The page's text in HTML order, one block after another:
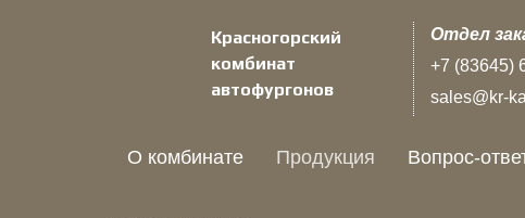
Красногорский
комбинат
автофургонов
Отдел
+7 (83645)
sales@kr-
О комбинате Продукция Вопрос-